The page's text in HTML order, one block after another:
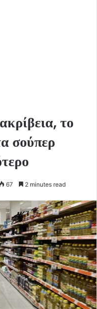
το
σούπερ
67 2 minutes read